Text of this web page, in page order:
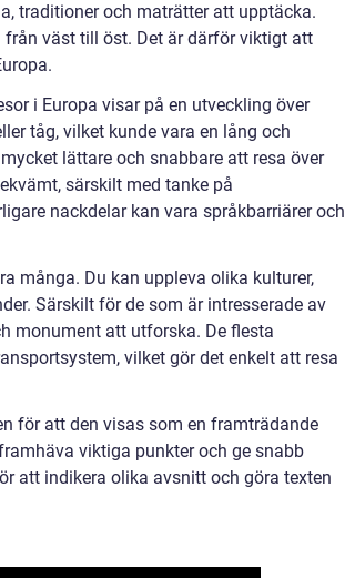
traditioner och maträtter att upptäcka.
väst till öst. Det är därför viktigt att
i Europa visar på en utveckling över
tåg, vilket kunde vara en lång och
lättare och snabbare att resa över
särskilt med tanke på
nackdelar kan vara språkbarriärer och
många. Du kan uppleva olika kulturer,
Särskilt för de som är intresserade av
monument att utforska. De flesta
vilket gör det enkelt att resa
för att den visas som en framträdande
viktiga punkter och ge snabb
att indikera olika avsnitt och göra texten